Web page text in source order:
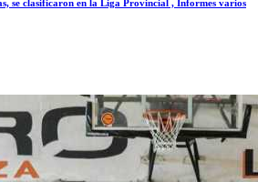
se clasificaron en la Liga Provincial , Informes varios